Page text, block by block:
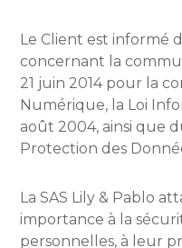
Le Client est informé
concernant la
21 juin 2014 pour la
Numérique, la Loi
août 2004, ainsi que
Protection des
La SAS Lily & Pablo
importance à la
personnelles, à leur